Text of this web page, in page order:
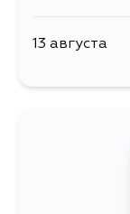
13 августа